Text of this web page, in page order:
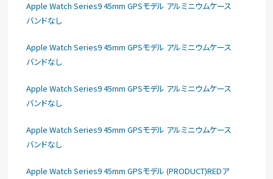
Apple Watch Series9 45mm GPSモデル アルミニウムケース
バンドなし
Apple Watch Series9 45mm GPSモデル アルミニウムケース
バンドなし
Apple Watch Series9 45mm GPSモデル アルミニウムケース
バンドなし
Apple Watch Series9 45mm GPSモデル アルミニウムケース
バンドなし
Apple Watch Series9 45mm GPSモデル (PRODUCT)REDア